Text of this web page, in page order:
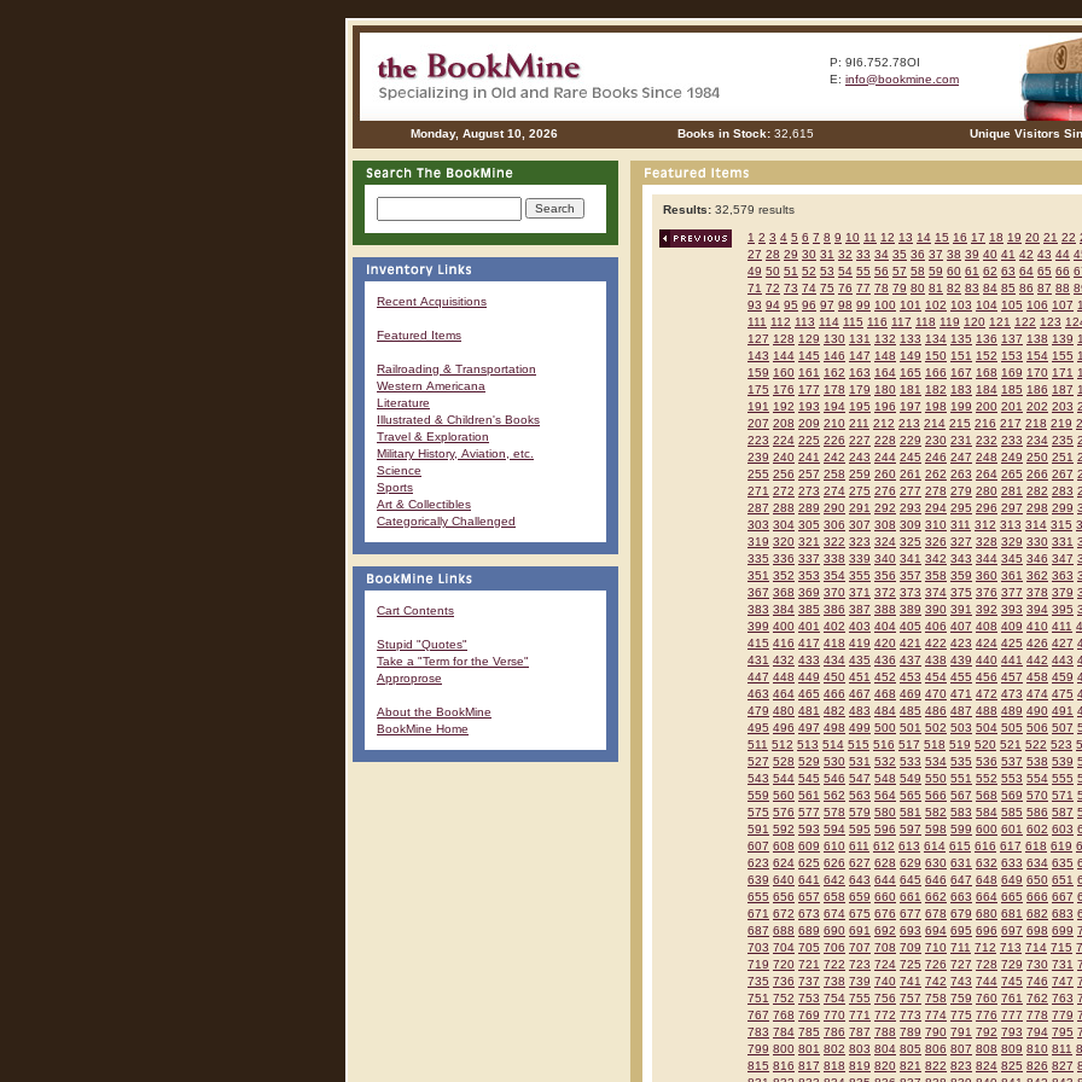
P: 9I6.752.78OI
E: info@bookmine.com
Monday, August 10, 2026 Books in Stock: 32,615 Unique Visitors
Recent Acquisitions
Featured Items
Railroading & Transportation
Western Americana
Literature
Illustrated & Children's Books
Travel & Exploration
Military History, Aviation, etc.
Science
Sports
Art & Collectibles
Categorically Challenged
Cart Contents
Stupid "Quotes"
Take a "Term for the Verse"
Approprose
About the BookMine
BookMine Home
Results: 32,579 results
1 2 3 4 5 6 7 8 9 10 11 12 13 14 15 16 17 18 19 20 21 22
27 28 29 30 31 32 33 34 35 36 37 38 39 40 41 42 43 44
49 50 51 52 53 54 55 56 57 58 59 60 61 62 63 64 65 66
71 72 73 74 75 76 77 78 79 80 81 82 83 84 85 86 87 88
93 94 95 96 97 98 99 100 101 102 103 104 105 106 107
111 112 113 114 115 116 117 118 119 120 121 122 123
127 128 129 130 131 132 133 134 135 136 137 138 139
143 144 145 146 147 148 149 150 151 152 153 154 155
159 160 161 162 163 164 165 166 167 168 169 170 171
175 176 177 178 179 180 181 182 183 184 185 186 187
191 192 193 194 195 196 197 198 199 200 201 202 203
207 208 209 210 211 212 213 214 215 216 217 218 219
223 224 225 226 227 228 229 230 231 232 233 234 235
239 240 241 242 243 244 245 246 247 248 249 250 251
255 256 257 258 259 260 261 262 263 264 265 266 267
271 272 273 274 275 276 277 278 279 280 281 282 283
287 288 289 290 291 292 293 294 295 296 297 298 299
303 304 305 306 307 308 309 310 311 312 313 314 315
319 320 321 322 323 324 325 326 327 328 329 330 331
335 336 337 338 339 340 341 342 343 344 345 346 347
351 352 353 354 355 356 357 358 359 360 361 362 363
367 368 369 370 371 372 373 374 375 376 377 378 379
383 384 385 386 387 388 389 390 391 392 393 394 395
399 400 401 402 403 404 405 406 407 408 409 410 411
415 416 417 418 419 420 421 422 423 424 425 426 427
431 432 433 434 435 436 437 438 439 440 441 442 443
447 448 449 450 451 452 453 454 455 456 457 458 459
463 464 465 466 467 468 469 470 471 472 473 474 475
479 480 481 482 483 484 485 486 487 488 489 490 491
495 496 497 498 499 500 501 502 503 504 505 506 507
511 512 513 514 515 516 517 518 519 520 521 522 523
527 528 529 530 531 532 533 534 535 536 537 538 539
543 544 545 546 547 548 549 550 551 552 553 554 555
559 560 561 562 563 564 565 566 567 568 569 570 571
575 576 577 578 579 580 581 582 583 584 585 586 587
591 592 593 594 595 596 597 598 599 600 601 602 603
607 608 609 610 611 612 613 614 615 616 617 618 619
623 624 625 626 627 628 629 630 631 632 633 634 635
639 640 641 642 643 644 645 646 647 648 649 650 651
655 656 657 658 659 660 661 662 663 664 665 666 667
671 672 673 674 675 676 677 678 679 680 681 682 683
687 688 689 690 691 692 693 694 695 696 697 698 699
703 704 705 706 707 708 709 710 711 712 713 714 715
719 720 721 722 723 724 725 726 727 728 729 730 731
735 736 737 738 739 740 741 742 743 744 745 746 747
751 752 753 754 755 756 757 758 759 760 761 762 763
767 768 769 770 771 772 773 774 775 776 777 778 779
783 784 785 786 787 788 789 790 791 792 793 794 795
799 800 801 802 803 804 805 806 807 808 809 810 811
815 816 817 818 819 820 821 822 823 824 825 826 827